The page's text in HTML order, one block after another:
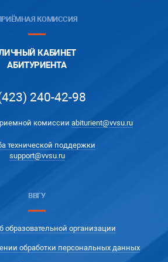
КОМИССИЯ
КАБИНЕТ
АБИТУРИЕНТА
240-42-98
комиссии abiturient@vvsu.ru
технической поддержки
support@vvsu.ru
ВВГУ
образовательной организации
обработки персональных данных